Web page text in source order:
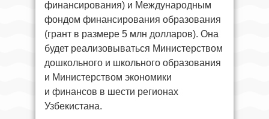
финансирования) и Международным
фондом финансирования образования
(грант в размере 5 млн долларов). Она
будет реализовываться Министерством
дошкольного и школьного образования
и Министерством экономики
и финансов в шести регионах
Узбекистана.